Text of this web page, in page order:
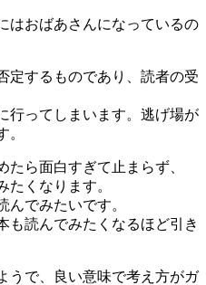
はおばあさんになっているの
定するものであり、読者の受
行ってしまいます。逃げ場が
。
たら面白すぎて止まらず、
たくなります。
んでみたいです。
も読んでみたくなるほど引き
うで、良い意味で考え方がガ